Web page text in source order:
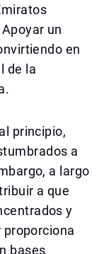
un
en
de la
principio,
a
a largo
a que
y
bases